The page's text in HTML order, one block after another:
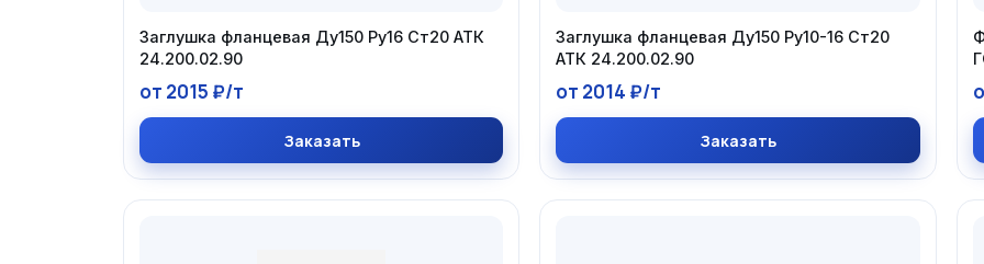
Заглушка фланцевая Ду150 Ру16 Ст20 АТК
24.200.02.90
от 2015 ₽/т
Заказать
Заглушка фланцевая Ду150 Ру10-16 Ст20
АТК 24.200.02.90
от 2014 ₽/т
Заказать